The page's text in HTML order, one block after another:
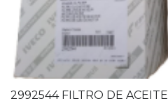
2992544 FILTRO DE ACEITE